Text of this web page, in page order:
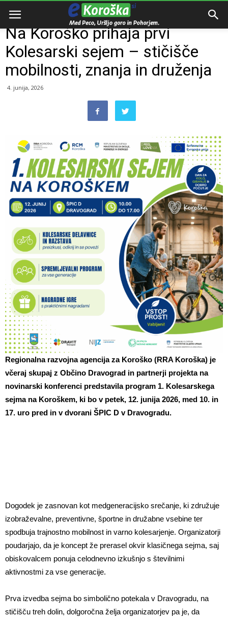
Domov
Na Koroško prihaja prvi
Kolesarski sejem – stičišče
mobilnosti, znanja in druženja
4. junija, 2026
Regionalna razvojna agencija za Koroško (RRA Koroška) je
včeraj skupaj z Občino Dravograd in partnerji projekta na
novinarski konferenci predstavila program 1. Kolesarskega
sejma na Koroškem, ki bo v petek, 12. junija 2026, med 10. in
17. uro pred in v dvorani ŠPIC D v Dravogradu.
Dogodek je zasnovan kot medgeneracijsko srečanje, ki združuje
izobraževalne, preventivne, športne in družabne vsebine ter
spodbuja trajnostno mobilnost in varno kolesarjenje. Organizatorji
poudarjajo, da je koncept že prerasel okvir klasičnega sejma, saj
obiskovalcem ponuja celodnevno izkušnjo s številnimi
aktivnostmi za vse generacije.
Prva izvedba sejma bo simbolično potekala v Dravogradu, na
stičišču treh dolin, dolgoročna želja organizatorjev pa je, da